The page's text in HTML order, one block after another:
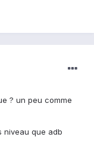
? un peu comme
niveau que adb